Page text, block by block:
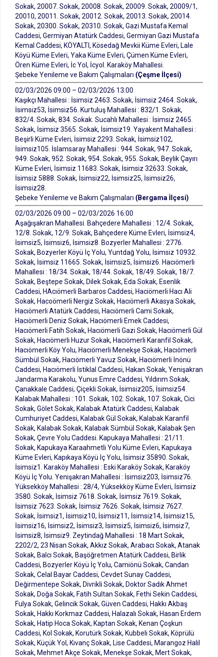
Sokak, 20007. Sokak, 20008. Sokak, 20009. Sokak, 20009/1,
20010, 20011. Sokak, 20012. Sokak, 20013. Sokak, 20014.
Sokak, 20300. Sokak, 20310. Sokak, Gazi Mustafa Kemal
Caddesi, Germiyan Atatürk Caddesi, Germiyan Gazi Mustafa
Kemal Caddesi, KÖYALTI, Kösedağ Mevkii Küme Evleri, Lale
Köyü Küme Evleri, Yaka Küme Evleri, Çümen Küme Evleri,
Ören Küme Evleri, İc Yol, İcyol. Karaköy Mahallesi.
Şebeke Yenileme ve Bakım Çalışmaları (Çeşme İlçesi)
02/03/2026 09:00 – 02/03/2026 13:00
Kaşıkçı Mahallesi : İsimsiz 2463. Sokak, İsimsiz 2464. Sokak,
İsimsiz53, İsimsiz56. Kurtuluş Mahallesi : 832/1. Sokak,
832/4. Sokak, 834. Sokak. Sucahlı Mahallesi : İsimsiz 2465.
Sokak, İsimsiz 3565. Sokak, İsimsiz19. Yayakent Mahallesi :
Beşirli Küme Evleri, İsimsiz 2293. Sokak, İsimsiz102,
İsimsiz105. İslamsaray Mahallesi : 944. Sokak, 947. Sokak,
949. Sokak, 952. Sokak, 954. Sokak, 955. Sokak, Beylik Çayırı
Küme Evleri, İsimsiz 11683. Sokak, İsimsiz 32633. Sokak,
İsimsiz 5888. Sokak, İsimsiz22, İsimsiz25, İsimsiz26,
İsimsiz28.
Şebeke Yenileme ve Bakım Çalışmaları (Bergama İlçesi)
02/03/2026 09:00 – 02/03/2026 16:00
Aşağışakran Mahallesi. Bahçedere Mahallesi : 12/4. Sokak,
12/8. Sokak, 12/9. Sokak, Bahçedere Küme Evleri, İsimsiz4,
İsimsiz5, İsimsiz6, İsimsiz8. Bozyerler Mahallesi : 2776.
Sokak, Bozyerler Köyü İç Yolu, Yuntdağ Yolu, İsimsiz 10932.
Sokak, İsimsiz 11665. Sokak, İsimsiz5, İsimsiz6. Hacıömerli
Mahallesi : 18/34. Sokak, 18/44. Sokak, 18/49. Sokak, 18/7.
Sokak, Beştepe Sokak, Dilek Sokak, Eda Sokak, Esenlik
Caddesi, HAcıömerli Barbaros Caddesi, Haciömerli Hacı Ali
Sokak, Hacoömerli Nergiz Sokak, Hacıömerli Akasya Sokak,
Hacıömerli Atatürk Caddesi, Hacıömerli Cami Sokak,
Hacıömerli Deniz Sokak, Hacıömerli Emek Caddesi,
Hacıömerli Fatih Sokak, Hacıömerli Gazi Sokak, Hacıömerli Gül
Sokak, Hacıömerli Huzur Sokak, Hacıömerli Karanfil Sokak,
Hacıömerli Köy Yolu, Hacıömerli Menekşe Sokak, Hacıömerli
Sümbül Sokak, Hacıömerli Yavuz Sokak, Hacıömerli İnönü
Caddesi, Hacıömerli İstiklal Caddesi, Hakan Sokak, Yenişakran
Jandarma Karakolu, Yunus Emre Caddesi, Yıldırım Sokak,
Çanakkale Caddesi, Çiçekli Sokak, İsimsiz205, İsimsiz54.
Kalabak Mahallesi : 101. Sokak, 102. Sokak, 107. Sokak, Cici
Sokak, Gölet Sokak, Kalabak Atatürk Caddesi, Kalabak
Cumhuriyet Caddesi, Kalabak Gül Sokak, Kalabak Karanfil
Sokak, Kalabak Sokak, Kalabak Sümbül Sokak, Kalabak Şen
Sokak, Çevre Yolu Caddesi. Kapukaya Mahallesi : 21/11.
Sokak, Kapukaya Karaahmetli Yolu Küme Evleri, Kapukaya
Küme Evleri, Kapıkaya Köyü İç Yolu, İsimsiz 35890. Sokak,
İsimsiz1. Karaköy Mahallesi : Eski Karaköy Sokak, Karaköy
Köyü İç Yolu. Yenişakran Mahallesi : İsimsiz203, İsimsiz76.
Yüksekköy Mahallesi : 28/4, Yüksekköy Küme Evleri, İsimsiz
3580. Sokak, İsimsiz 7618. Sokak, İsimsiz 7619. Sokak,
İsimsiz 7623. Sokak, İsimsiz 7626. Sokak, İsimsiz 7627.
Sokak, İsimsiz1, İsimsiz10, İsimsiz11, İsimsiz14, İsimsiz15,
İsimsiz16, İsimsiz2, İsimsiz3, İsimsiz5, İsimsiz6, İsimsiz7,
İsimsiz8, İsimsiz9. Zeytindağ Mahallesi : 18 Mart Sokak,
2202/2, 23 Nisan Sokak, Akkız Sokak, Arabacı Sokak, Atanak
Sokak, Balcı Sokak, Başöğretmen Atatürk Caddesi, Birlik
Caddesi, Bozyerler Köyü İç Yolu, Camiönü Sokak, Candan
Sokak, Celal Bayar Caddesi, Cevdet Sunay Caddesi,
Değirmentepe Sokak, Divrikli Sokak, Doktor Sadık Ahmet
Sokak, Doğa Sokak, Fatih Sultan Sokak, Fethi Sekin Caddesi,
Fulya Sokak, Gelincik Sokak, Güven Caddesi, Hakkı Akbaş
Sokak, Hakkı Korkmaz Caddesi, Halazalı Sokak, Hasan Erdem
Sokak, Hatip Hoca Sokak, Kaptan Sokak, Kenan Çoşkun
Caddesi, Kol Sokak, Korutürk Sokak, Kubbeli Sokak, Köprülü
Sokak, Küçük Yol, Kıvanç Sokak, Lise Caddesi, Marangoz Halil
Sokak, Mehmet Akçe Sokak, Menekşe Sokak, Mert Sokak,